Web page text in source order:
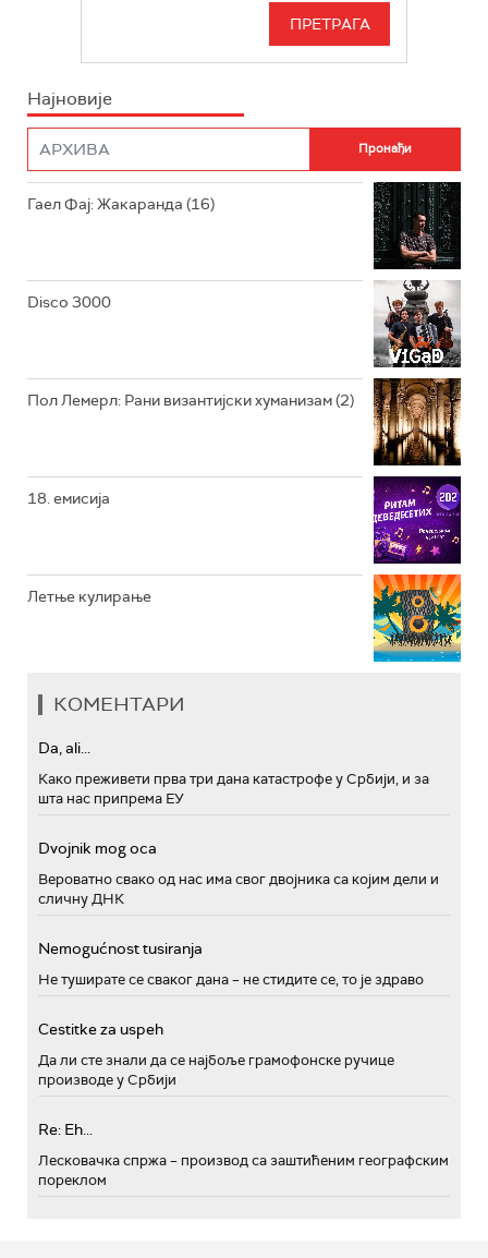
РАДИО БЕОГРАД 3
РАДИО РОКЕНРОЛЕР
РАДИО ЏЕЗЕР
ИНФО
Најновије
Гаел Фај: Жакаранда (16)
Disco 3000
Пол Лемерл: Рани византијски хуманизам (2)
18. емисија
Летње кулирање
КОМЕНТАРИ
Da, ali...
Како преживети прва три дана катастрофе у Србији, и за
шта нас припрема ЕУ
Dvojnik mog oca
Вероватно свако од нас има свог двојника са којим дели и
сличну ДНК
Nemogućnost tusiranja
Не туширате се сваког дана – не стидите се, то је здраво
Cestitke za uspeh
Да ли сте знали да се најбоље грамофонске ручице
производе у Србији
Re: Eh...
Лесковачка спржа – производ са заштићеним географским
пореклом